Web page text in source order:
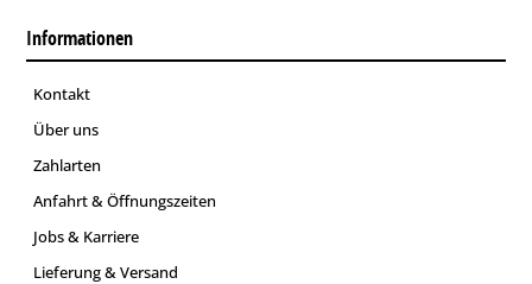
Informationen
Kontakt
Über uns
Zahlarten
Anfahrt & Öffnungszeiten
Jobs & Karriere
Lieferung & Versand